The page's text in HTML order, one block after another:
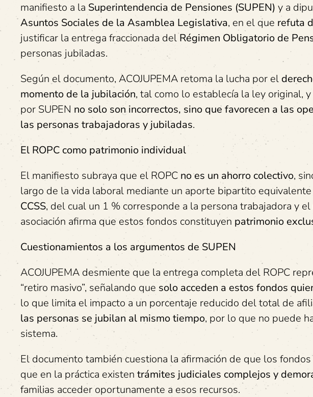
manifiesto a la Superintendencia de Pensiones (SUPEN) y a
Asuntos Sociales de la Asamblea Legislativa, en el que refuta
justificar la entrega fraccionada delRégimen Obligatorio de
personas jubiladas.
Según el documento, ACOJUPEMA retoma la lucha por el
momento de la jubilación, tal como lo establecía la ley original,
por SUPEN no solo son incorrectos, sino que favorecen a las
las personas trabajadoras y jubiladas.
El ROPC como patrimonio individual
El manifiesto subraya que el ROPC no es un ahorro colectivo,
largo de la vida laboral mediante un aporte bipartito
CCSS, del cual un 1 % corresponde a la persona trabajadora y
asociación afirma que estos fondos constituyen patrimonio
Cuestionamientos a los argumentos de SUPEN
ACOJUPEMA desmiente que la entrega completa del ROPC
“retiro masivo”, señalando que solo acceden a estos fondos
lo que limita el impacto a un porcentaje reducido del total de
las personas se jubilan al mismo tiempo, por lo que no puede
sistema.
El documento también cuestiona la afirmación de que los
que en la práctica existen trámites judiciales complejos y
familias acceder oportunamente a esos recursos.